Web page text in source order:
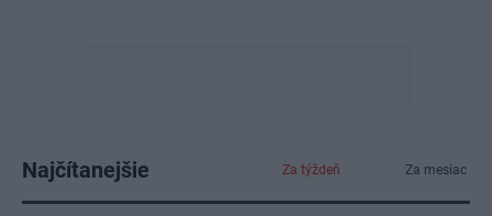
Najčítanejšie Za týždeň Za mesiac